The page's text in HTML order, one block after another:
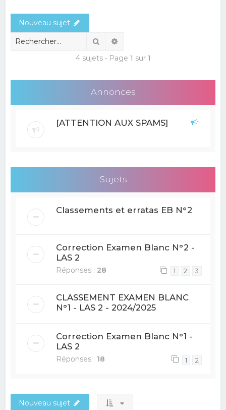
r
Nouveau sujet
Rechercher
4 sujets • Page 1 sur 1
Annonces
[ATTENTION AUX SPAMS]
Sujets
Classements et erratas EB N°2
Correction Examen Blanc N°2 -
LAS 2
Réponses : 28 1 2 3
CLASSEMENT EXAMEN BLANC
N°1 - LAS 2 - 2024/2025
Correction Examen Blanc N°1 -
LAS 2
Réponses : 18 1 2
Nouveau sujet